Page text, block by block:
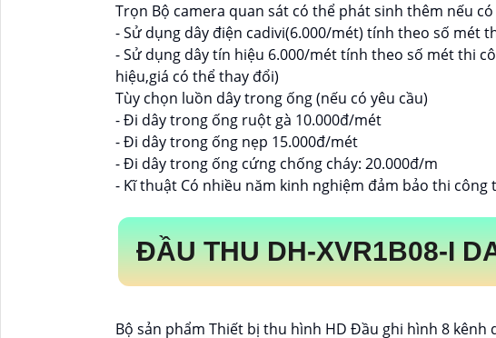
Trọn Bộ camera quan sát có thể phát sinh thêm nếu có
- Sử dụng dây điện cadivi(6.000/mét) tính theo số mét
- Sử dụng dây tín hiệu 6.000/mét tính theo số mét thi
hiệu,giá có thể thay đổi)
Tùy chọn luồn dây trong ống (nếu có yêu cầu)
- Đi dây trong ống ruột gà 10.000đ/mét
- Đi dây trong ống nẹp 15.000đ/mét
- Đi dây trong ống cứng chống cháy: 20.000đ/m
- Kĩ thuật Có nhiều năm kinh nghiệm đảm bảo thi công
ĐẦU THUDH-XVR1B08-I
Bộ sản phẩm Thiết bị thu hình HD Đầu ghi hình 8 kênh